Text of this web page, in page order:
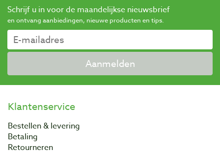
Schrijf u in voor de maandelijkse nieuwsbrief
en ontvang aanbiedingen, nieuwe producten en tips.
Aanmelden
Klantenservice
Bestellen & levering
Betaling
Retourneren